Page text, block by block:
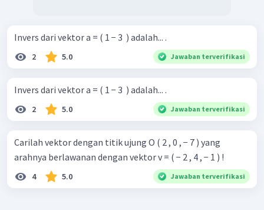
Invers dari vektor a = ( 1 − 3 ​ ) adalah... .
2 5.0 Jawaban terverifikasi
Invers dari vektor a = ( 1 − 3 ​ ) adalah... .
2 5.0 Jawaban terverifikasi
Carilah vektor dengan titik ujung O ( 2 , 0 , − 7 ) yang
arahnya berlawanan dengan vektor v = ( − 2 , 4 , − 1 ) !
4 5.0 Jawaban terverifikasi